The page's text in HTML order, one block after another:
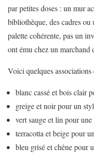
par petites doses : un mur
bibliothèque, des cadres ou
palette cohérente, pas un
ont ému chez un marchand
Voici quelques associations
blanc cassé et bois clair
greige et noir pour un
vert sauge et lin pour une
terracotta et beige pour
bleu grisé et chêne pour